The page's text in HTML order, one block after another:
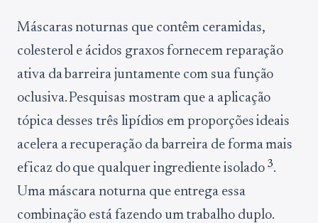
Máscaras noturnas que contêm ceramidas,
colesterol e ácidos graxos fornecem reparação
ativa da barreira juntamente com sua função
oclusiva. Pesquisas mostram que a aplicação
tópica desses três lipídios em proporções ideais
acelera a recuperação da barreira de forma mais
eficaz do que qualquer ingrediente isolado3.
Uma máscara noturna que entrega essa
combinação está fazendo um trabalho duplo.